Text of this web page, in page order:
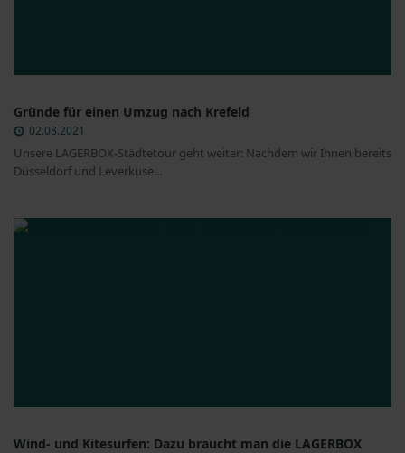
Gründe für einen Umzug nach Krefeld
Unsere LAGERBOX-Städtetour geht weiter: Nachdem wir Ihnen bereits
Düsseldorf und Leverkuse...
02.08.2021
Wind- und Kitesurfen: Dazu braucht man die LAGERBOX